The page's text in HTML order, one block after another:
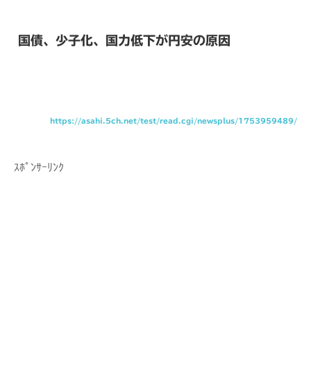
国債、少子化、国力低下が円安の原因
https://asahi.5ch.net/test/read.cgi/newsplus/1753959489/
ｽﾎﾟﾝｻｰﾘﾝｸ